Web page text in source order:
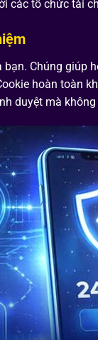
các tổ chức tài
Chúng
hoàn toàn
duyệt mà